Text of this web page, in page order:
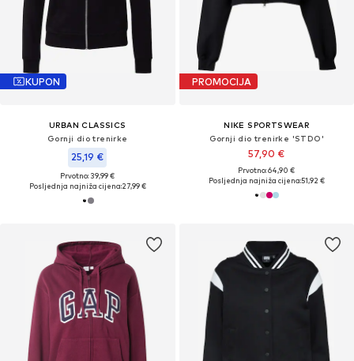
KUPON
URBAN CLASSICS
Gornji dio trenirke
25,19 €
Prvotno: 39,99 €
Posljednja najniža cijena:27,99 €
PROMOCIJA
NIKE SPORTSWEAR
Gornji dio trenirke 'STDO'
57,90 €
Prvotno: 64,90 €
Posljednja najniža cijena:51,92 €